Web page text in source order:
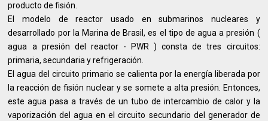
producto de fisión.
El modelo de reactor usado en submarinos nucleares y
desarrollado por la Marina de Brasil, es el tipo de agua a presión (
agua a presión del reactor - PWR ) consta de tres circuitos:
primaria, secundaria y refrigeración.
El agua del circuito primario se calienta por la energía liberada por
la reacción de fisión nuclear y se somete a alta presión. Entonces,
este agua pasa a través de un tubo de intercambio de calor y la
vaporización del agua en el circuito secundario del generador de